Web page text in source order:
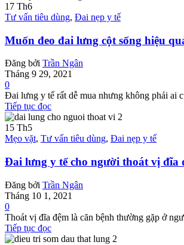
17 Th6
Tư vấn tiêu dùng, Đai nẹp y tế
Muốn đeo đai lưng cột sống hiệu
Đăng bởi Trần Ngân
Tháng 9 29, 2021
0
Đai lưng y tế rất dễ mua nhưng không phải ai
Tiếp tục đọc
15 Th5
Mẹo vặt, Tư vấn tiêu dùng, Đai nẹp y tế
Đai lưng y tế cho người thoát vị đĩa
Đăng bởi Trần Ngân
Tháng 10 1, 2021
0
Thoát vị đĩa đệm là căn bệnh thường gặp ở
Tiếp tục đọc